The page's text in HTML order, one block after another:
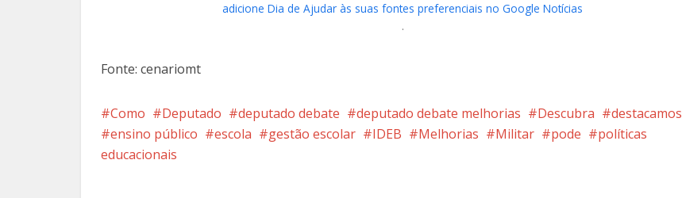
adicione Dia de Ajudar às suas fontes preferenciais no Google Notícias
.
Fonte: cenariomt
Como Deputado deputado debate deputado debate melhorias Descubra
destacamos
ensino público
escola gestão escolar IDEB Melhorias Militar pode
políticas
educacionais